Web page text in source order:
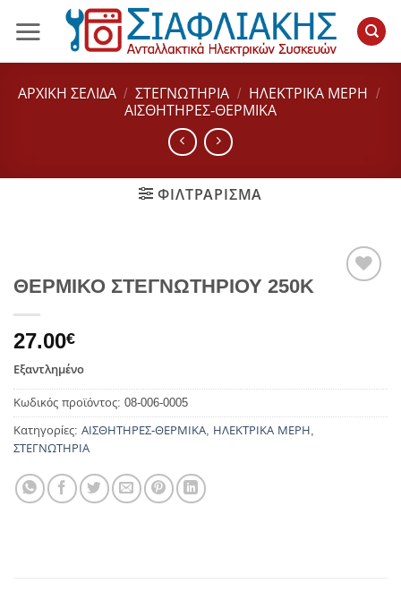
Μετάβαση
στο
περιεχόμενο
ΑΡΧΙΚΉ ΣΕΛΊΔΑ / ΣΤΕΓΝΩΤΗΡΙΑ / ΗΛΕΚΤΡΙΚΑ ΜΕΡΗ
/
ΑΙΣΘΗΤΗΡΕΣ-ΘΕΡΜΙΚΑ
ΦΙΛΤΡΆΡΙΣΜΑ
ΘΕΡΜΙΚΟ ΣΤΕΓΝΩΤΗΡΙΟΥ 250Κ
27.00€
Εξαντλημένο
Κωδικός προϊόντος: 08-006-0005
Κατηγορίες: ΑΙΣΘΗΤΗΡΕΣ-ΘΕΡΜΙΚΑ ΗΛΕΚΤΡΙΚΑ ΜΕΡΗ
ΣΤΕΓΝΩΤΗΡΙΑ